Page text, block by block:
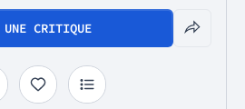
UNE CRITIQUE